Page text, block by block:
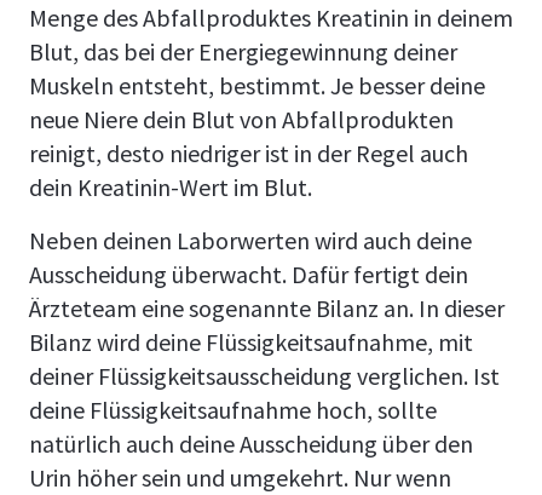
Menge des Abfallproduktes Kreatinin in deinem
Blut, das bei der Energiegewinnung deiner
Muskeln entsteht, bestimmt. Je besser deine
neue Niere dein Blut von Abfallprodukten
reinigt, desto niedriger ist in der Regel auch
dein Kreatinin-Wert im Blut.
Neben deinen Laborwerten wird auch deine
Ausscheidung überwacht. Dafür fertigt dein
Ärzteteam eine sogenannte Bilanz an. In dieser
Bilanz wird deine Flüssigkeitsaufnahme, mit
deiner Flüssigkeitsausscheidung verglichen. Ist
deine Flüssigkeitsaufnahme hoch, sollte
natürlich auch deine Ausscheidung über den
Urin höher sein und umgekehrt. Nur wenn